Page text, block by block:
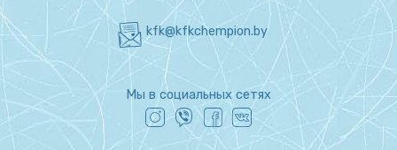
kfk@kfkchempion.by
Мы в социальных сетях